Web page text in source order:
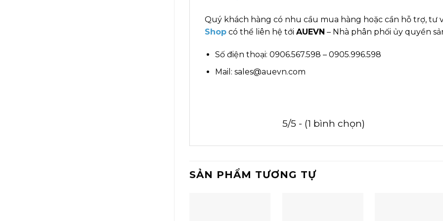
Quý khách hàng có nhu cầu mua hàng hoặc cần hỗ trợ, tư
Shop có thể liên hệ tới AUEVN – Nhà phân phối ủy quyền
Số điện thoại: 0906.567.598 – 0905.996.598
Mail: sales@auevn.com
5/5 - (1 bình chọn)
SẢN PHẨM TƯƠNG TỰ